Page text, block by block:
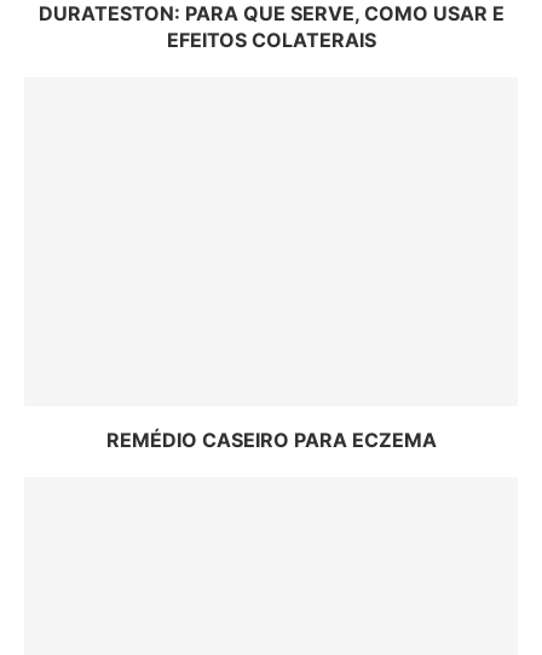
DURATESTON: PARA QUE SERVE, COMO USAR E
EFEITOS COLATERAIS
REMÉDIO CASEIRO PARA ECZEMA